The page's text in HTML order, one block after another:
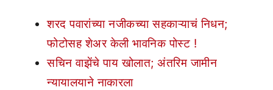
शरद पवारांच्या नजीकच्या सहकाऱ्याचं निधन;
फोटोसह शेअर केली भावनिक पोस्ट !
सचिन वाझेंचे पाय खोलात; अंतरिम जामीन
न्यायालयाने नाकारला